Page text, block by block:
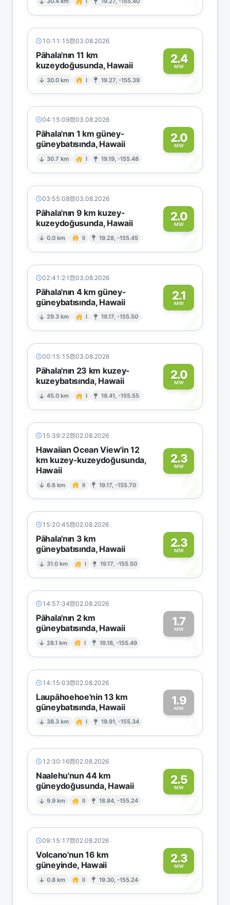
10:11:15 03.08.2026
Pāhala'nın 11 km
kuzeydoğusunda, Hawaii
30.0 km I 19.27, -155.39
2.4
MW2
04:15:09 03.08.2026
Pāhala'nın 1 km güney-
güneybatısında, Hawaii
30.7 km I 19.19, -155.48
2.0
MW2
03:55:08 03.08.2026
Pāhala'nın 9 km kuzey-
kuzeydoğusunda, Hawaii
0.0 km II 19.28, -155.45
2.0
MW
2
02:41:21 03.08.2026
Pāhala'nın 4 km güney-
güneybatısında, Hawaii
29.3 km I 19.17, -155.50
2.1
MW2
00:15:15 03.08.2026
Pāhala'nın 23 km kuzey-
kuzeybatısında, Hawaii
45.0 km I 19.41, -155.55
2.0
MW2
15:39:22 02.08.2026
Hawaiian Ocean View'in 12
km kuzey-kuzeydoğusunda,
Hawaii
6.6 km II 19.17, -155.70
2.3
MW
2
15:20:45 02.08.2026
Pāhala'nın 3 km
güneybatısında, Hawaii
31.0 km I 19.17, -155.50
2.3
MW2
14:57:34 02.08.2026
Pāhala'nın 2 km
güneybatısında, Hawaii
28.1 km I 19.18, -155.49
1.7
MW1
14:15:03 02.08.2026
Laupāhoehoe'nin 13 km
güneybatısında, Hawaii
38.3 km I 19.91, -155.34
1.9
MW1
12:30:16 02.08.2026
Naalehu'nun 44 km
güneydoğusunda, Hawaii
9.9 km II 18.84, -155.24
2.5
MW2
09:15:17 02.08.2026
Volcano'nun 16 km
güneyinde, Hawaii
0.8 km II 19.30, -155.24
2.3
MW2